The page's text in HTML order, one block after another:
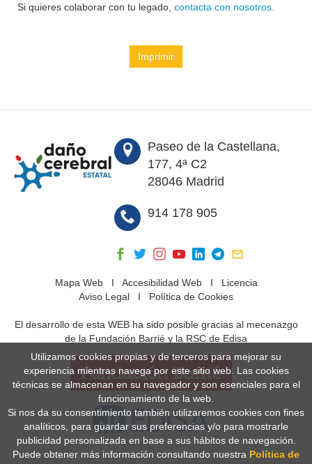
Si quieres colaborar con tu legado, contacta con nosotros.
Imprimir
Paseo de la Castellana,
177, 4ª C2
28046 Madrid
914 178 905
Mapa WebI Accesibilidad WebI Licencia
Aviso Legal I Política de Cookies
El desarrollo de esta WEB ha sido posible gracias al mecenazgo
de la Fundación Barrié y la RSC de Edisa
Utilizamos cookies propias y de terceros para mejorar su
experiencia mientras navega por este sitio web. Las cookies
técnicas se almacenan en su navegador y son esenciales para el
funcionamiento de la web.
Si nos da su consentimiento también utilizaremos cookies con fines
analíticos, para guardar sus preferencias y/o para mostrarle
publicidad personalizada en base a sus hábitos de navegación.
Puede obtener más información consultando nuestra Política de